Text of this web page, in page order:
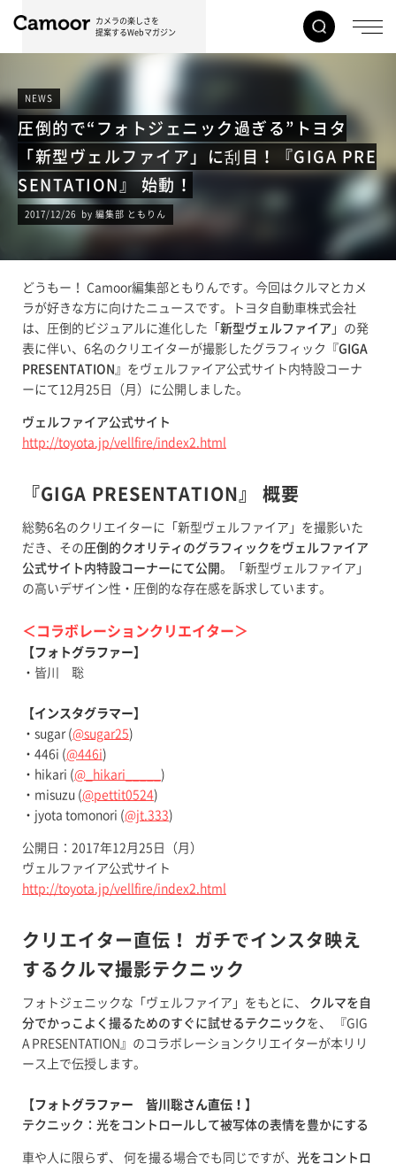
カメラの楽しさを
提案するWebマガジン
NEWS
圧倒的で“フォトジェニック過ぎる”トヨタ
「新型ヴェルファイア」に刮目！『GIGA PRE
SENTATION』 始動！
2017/12/26 by 編集部 ともりん
どうもー！ Camoor編集部ともりんです。今回はクルマとカメ
ラが好きな方に向けたニュースです。トヨタ自動車株式会社
は、圧倒的ビジュアルに進化した「 新型ヴェルファイア 」の発
表に伴い、6名のクリエイターが撮影したグラフィック『GIGA
PRESENTATION 』をヴェルファイア公式サイト内特設コーナ
ーにて12月25日（月）に公開しました。
ヴェルファイア公式サイト
http://toyota.jp/vellfire/index2.html
『GIGA PRESENTATION』 概要
総勢6名のクリエイターに「新型ヴェルファイア」を撮影いた
だき、その圧倒的クオリティのグラフィックをヴェルファイア
公式サイト内特設コーナーにて公開。「新型ヴェルファイア」
の高いデザイン性・圧倒的な存在感を訴求しています。
＜コラボレーションクリエイター＞
【フォトグラファー】
・皆川 聡
【インスタグラマー】
・sugar (@sugar25)
・446i (@446i)
・hikari (@_hikari_____ )
・misuzu (@pettit0524)
・jyota tomonori (@jt.333)
公開日：2017年12月25日（月）
ヴェルファイア公式サイト
http://toyota.jp/vellfire/index2.html
クリエイター直伝！ ガチでインスタ映え
するクルマ撮影テクニック
フォトジェニックな「ヴェルファイア」をもとに、 クルマを自
分でかっこよく撮るためのすぐに試せるテクニックを、 『GIG
A PRESENTATION』のコラボレーションクリエイターが本リリ
ース上で伝授します。
【フォトグラファー 皆川聡さん直伝！】
テクニック：光をコントロールして被写体の表情を豊かにする
車や人に限らず、 何を撮る場合でも同じですが、 光をコントロ